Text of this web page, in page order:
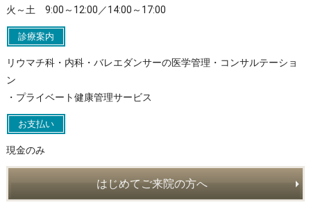
火～土 9:00～12:00／14:00～17:00
診療案内
リウマチ科・内科・バレエダンサーの医学管理・コンサルテーショ
ン
・プライベート健康管理サービス
お支払い
現金のみ
はじめてご来院の方へ